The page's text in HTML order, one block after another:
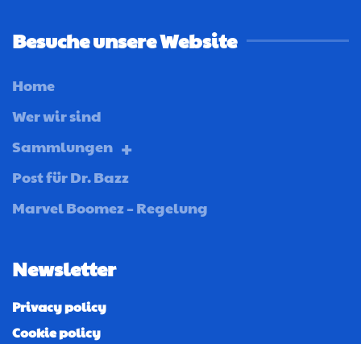
Besuche unsere Website
Home
Wer wir sind
Sammlungen
Post für Dr. Bazz
Marvel Boomez – Regelung
Newsletter
Privacy policy
Cookie policy